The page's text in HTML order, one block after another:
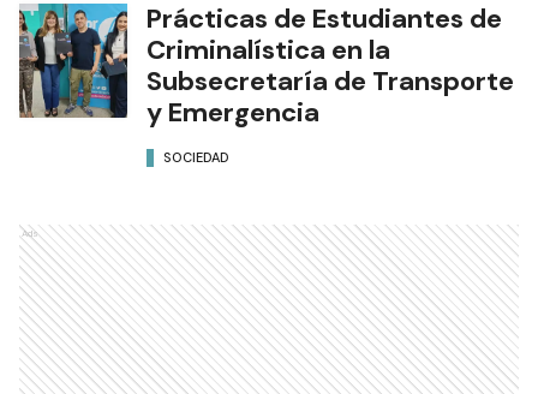
Prácticas de Estudiantes de
Criminalística en la
Subsecretaría de Transporte
y Emergencia
SOCIEDAD
Ads